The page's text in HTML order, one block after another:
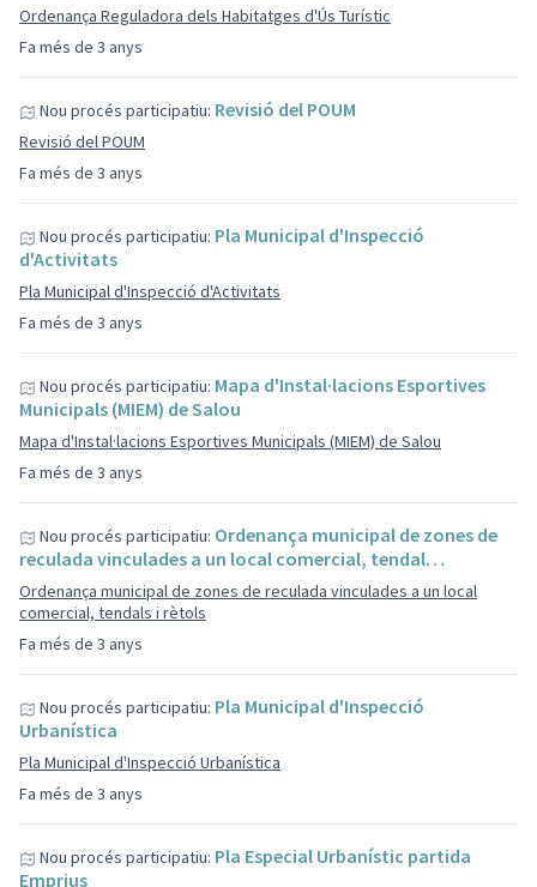
Fa més de 3 anys
Ordenança Reguladora dels Habitatges d'Ús Turístic
Fa més de 3 anys
Nou procés participatiu: Revisió del POUM
Revisió del POUM
Fa més de 3 anys
Nou procés participatiu: Pla Municipal d'Inspecció
d'Activitats
Pla Municipal d'Inspecció d'Activitats
Fa més de 3 anys
Nou procés participatiu: Mapa d'Instal·lacions Esportives
Municipals (MIEM) de Salou
Mapa d'Instal·lacions Esportives Municipals (MIEM) de Salou
Fa més de 3 anys
Nou procés participatiu: Ordenança municipal de zones de
reculada vinculades a un local comercial, tendal…
Ordenança municipal de zones de reculada vinculades a un local
comercial, tendals i rètols
Fa més de 3 anys
Nou procés participatiu: Pla Municipal d'Inspecció
Urbanística
Pla Municipal d'Inspecció Urbanística
Nou procés participatiu: Pla Especial Urbanístic partida
Emprius